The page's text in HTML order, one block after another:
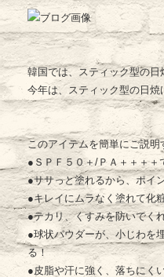
韓国では、スティック型の日
今年は、スティック型の日焼
このアイテムを簡単にご説明
●ＳＰＦ５０＋/ＰＡ＋＋＋＋
●ササっと塗れるから、ポイ
●キレイにムラなく塗れて化
●テカリ、くすみを防いでく
●球状パウダーが、小じわを
る！
●皮脂や汗に強く、落ちにく